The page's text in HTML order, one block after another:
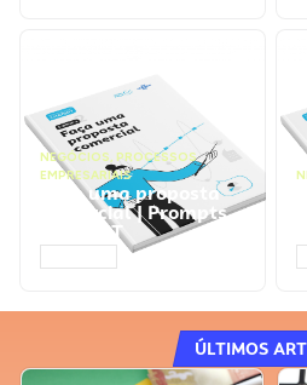
NEGÓCIOS, PROCESSOS
EMPRESARIAIS
Faça uma proposta
comercial | Prompts
ChatGPT
ÚLTIMOS